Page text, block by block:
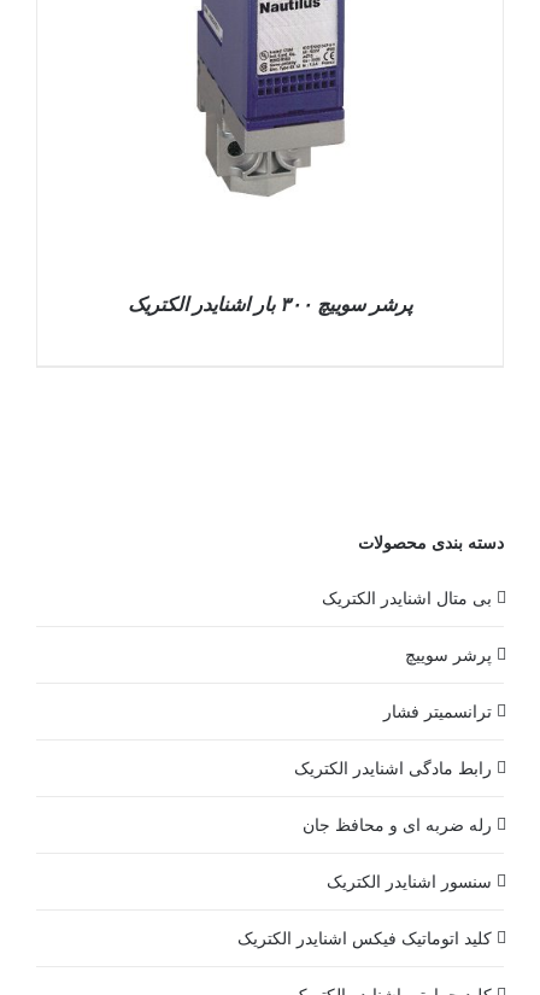
پرشر سوییچ ۳۰۰ بار اشنایدر الکتریک
دسته بندی محصولات
بی متال اشنایدر الکتریک
پرشر سوییچ
ترانسمیتر فشار
رابط مادگی اشنایدر الکتریک
رله ضربه ای و محافظ جان
سنسور اشنایدر الکتریک
کلید اتوماتیک فیکس اشنایدر الکتریک